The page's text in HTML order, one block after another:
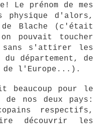
Le prénom de mes
physique d'alors,
Blache (c'était
pouvait toucher
s'attirer les
du département, de
l'Europe...).
beaucoup pour le
de nos deux pays:
respectifs,
découvrir les